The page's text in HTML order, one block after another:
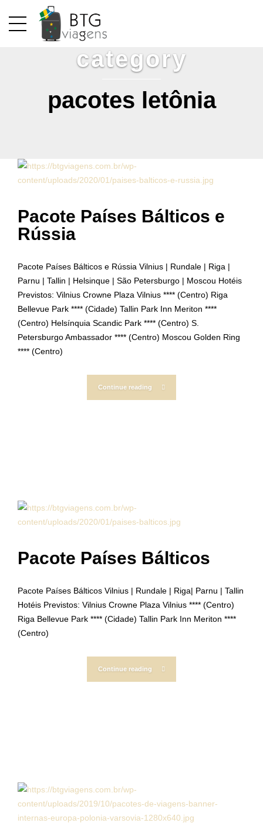
category
pacotes letônia
Pacote Países Bálticos e
Rússia
Pacote Países Bálticos e Rússia Vilnius | Rundale | Riga |
Parnu | Tallin | Helsinque | São Petersburgo | Moscou Hotéis
Previstos: Vilnius Crowne Plaza Vilnius **** (Centro) Riga
Bellevue Park **** (Cidade) Tallin Park Inn Meriton ****
(Centro) Helsínquia Scandic Park **** (Centro) S.
Petersburgo Ambassador **** (Centro) Moscou Golden Ring
**** (Centro)
Continue reading
Pacote Países Bálticos
Pacote Países Bálticos Vilnius | Rundale | Riga| Parnu | Tallin
Hotéis Previstos: Vilnius Crowne Plaza Vilnius **** (Centro)
Riga Bellevue Park **** (Cidade) Tallin Park Inn Meriton ****
(Centro)
Continue reading